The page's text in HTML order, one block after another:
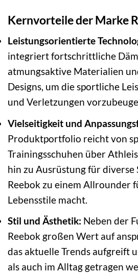
Kernvorteile der Marke
Leistungsorientierte
integriert fortschrittliche
atmungsaktive Materialien
Designs, um die sportliche
und Verletzungen
Vielseitigkeit und
Produktportfolio reicht von
Trainingsschuhen über
hin zu Ausrüstung für diverse
Reebok zu einem Allrounder
Lebensstile macht.
Stil und Ästhetik: Neben der
Reebok großen Wert auf
das aktuelle Trends aufgreift
als auch im Alltag getragen